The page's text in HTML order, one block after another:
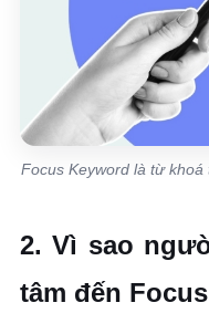
Focus Keyword là từ
2. Vì sao
tâm đến